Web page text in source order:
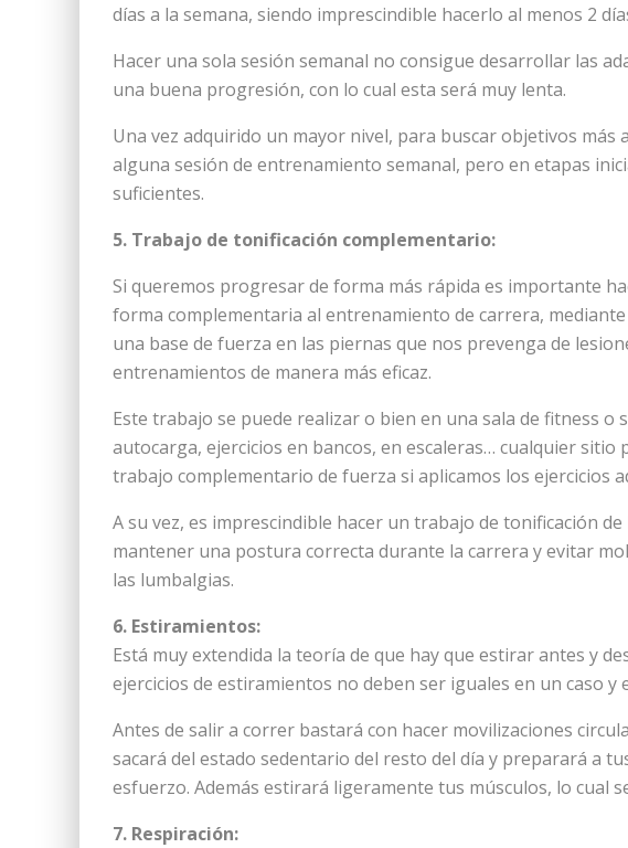
días a la semana, siendo imprescindible hacerlo al menos 2
Hacer una sola sesión semanal no consigue desarrollar las
una buena progresión, con lo cual esta será muy lenta.
Una vez adquirido un mayor nivel, para buscar objetivos más
alguna sesión de entrenamiento semanal, pero en etapas
suficientes.
5. Trabajo de tonificación complementario:
Si queremos progresar de forma más rápida es importante
forma complementaria al entrenamiento de carrera,
una base de fuerza en las piernas que nos prevenga de
entrenamientos de manera más eficaz.
Este trabajo se puede realizar o bien en una sala de fitness o
autocarga, ejercicios en bancos, en escaleras… cualquier
trabajo complementario de fuerza si aplicamos los ejercicios
A su vez, es imprescindible hacer un trabajo de tonificación
mantener una postura correcta durante la carrera y evitar
las lumbalgias.
6. Estiramientos:
Está muy extendida la teoría de que hay que estirar antes y
ejercicios de estiramientos no deben ser iguales en un caso y
Antes de salir a correr bastará con hacer movilizaciones
sacará del estado sedentario del resto del día y preparará a
esfuerzo. Además estirará ligeramente tus músculos, lo cual
7. Respiración: